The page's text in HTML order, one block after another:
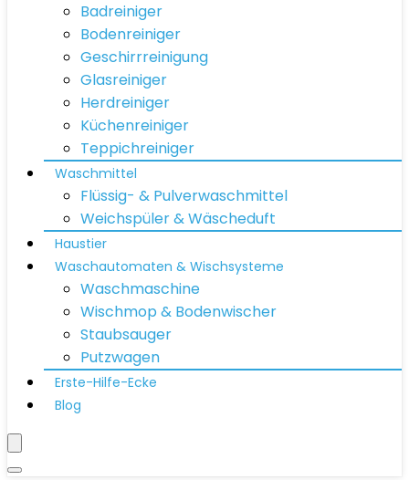
Badreiniger
Bodenreiniger
Geschirrreinigung
Glasreiniger
Herdreiniger
Küchenreiniger
Teppichreiniger
Waschmittel
Flüssig- & Pulverwaschmittel
Weichspüler & Wäscheduft
Haustier
Waschautomaten & Wischsysteme
Waschmaschine
Wischmop & Bodenwischer
Staubsauger
Putzwagen
Erste-Hilfe-Ecke
Blog